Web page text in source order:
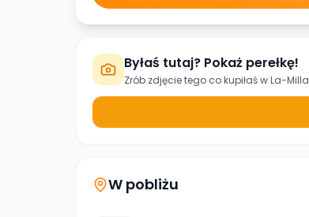
Byłaś tutaj? Pokaż perełkę!
Zrób zdjęcie tego co kupiłaś wLa-Milla
W pobliżu